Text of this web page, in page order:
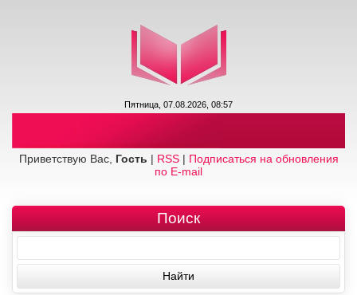
Пятница, 07.08.2026, 08:57
Приветствую Вас, Гость | RSS| Подписаться на обновления
по E-mail
Поиск